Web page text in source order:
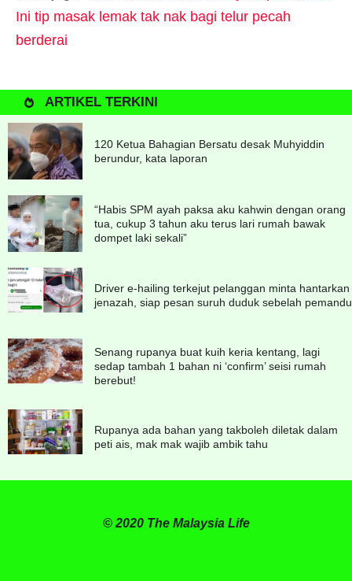
Ini tip masak lemak tak nak bagi telur pecah
berderai
ARTIKEL TERKINI
120 Ketua Bahagian Bersatu desak Muhyiddin
berundur, kata laporan
“Habis SPM ayah paksa aku kahwin dengan orang
tua, cukup 3 tahun aku terus lari rumah bawak
dompet laki sekali”
Driver e-hailing terkejut pelanggan minta hantarkan
jenazah, siap pesan suruh duduk sebelah pemandu
Senang rupanya buat kuih keria kentang, lagi
sedap tambah 1 bahan ni ‘confirm’ seisi rumah
berebut!
Rupanya ada bahan yang takboleh diletak dalam
peti ais, mak mak wajib ambik tahu
© 2020 The Malaysia Life